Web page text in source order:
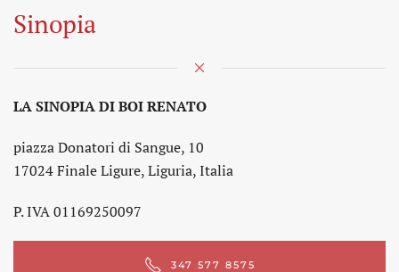
Sinopia
LA SINOPIA DI BOI RENATO
piazza Donatori di Sangue, 10
17024 Finale Ligure, Liguria, Italia
P. IVA 01169250097
347 577 8575